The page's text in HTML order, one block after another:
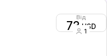
Від
73USD
1